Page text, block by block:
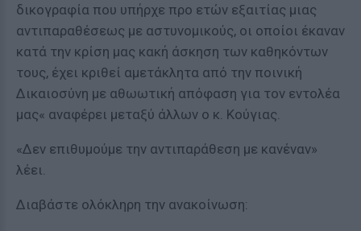
δικογραφία που υπήρχε προ ετών εξαιτίας μιας
αντιπαραθέσεως με αστυνομικούς, οι οποίοι έκαναν
κατά την κρίση μας κακή άσκηση των καθηκόντων
τους, έχει κριθεί αμετάκλητα από την ποινική
Δικαιοσύνη με αθωωτική απόφαση για τον εντολέα
μας« αναφέρει μεταξύ άλλων ο κ. Κούγιας.
«Δεν επιθυμούμε την αντιπαράθεση με κανέναν»
λέει.
Διαβάστε ολόκληρη την ανακοίνωση: